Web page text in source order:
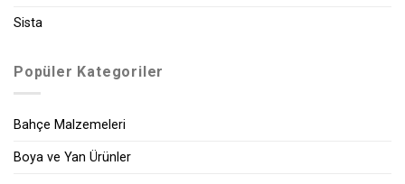
Sista
Popüler Kategoriler
Bahçe Malzemeleri
Boya ve Yan Ürünler